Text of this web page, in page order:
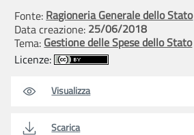
Fonte: Ragioneria Generale dello Stato
Data creazione: 25/06/2018
Tema: Gestione delle Spese dello Stato
Licenze:
Visualizza
Scarica